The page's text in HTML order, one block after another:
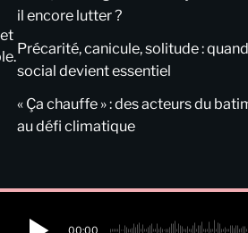
il encore lutter ?
Précarité, canicule, solitude :
social devient essentiel
« Ça chauffe » : des acteurs du
au défi climatique
00:00